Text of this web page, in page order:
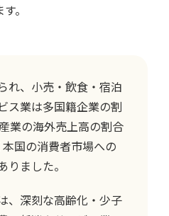
。
れ、小売・飲食・宿泊
ス業は多国籍企業の割
業の海外売上高の割合
国の消費者市場への
ました。
、深刻な高齢化・少子